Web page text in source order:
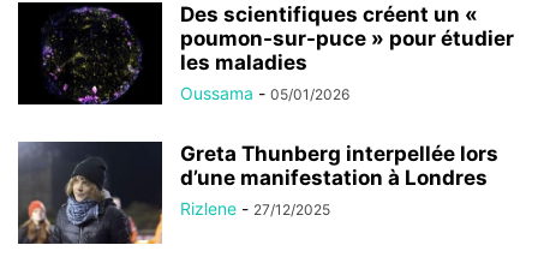
Des scientifiques créent un «
poumon-sur-puce » pour étudier
les maladies
Oussama - 05/01/2026
Greta Thunberg interpellée lors
d’une manifestation à Londres
Rizlene - 27/12/2025